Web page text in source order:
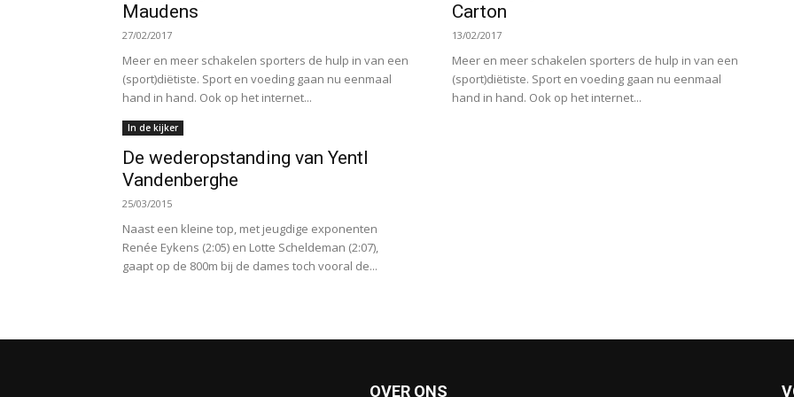
Maudens
27/02/2017
Meer en meer schakelen sporters de hulp in van een
(sport)diëtiste. Sport en voeding gaan nu eenmaal
hand in hand. Ook op het internet...
Carton
13/02/2017
Meer en meer schakelen sporters de hulp in van een
(sport)diëtiste. Sport en voeding gaan nu eenmaal
hand in hand. Ook op het internet...
In de kijker
De wederopstanding van Yentl
Vandenberghe
25/03/2015
Naast een kleine top, met jeugdige exponenten
Renée Eykens (2:05) en Lotte Scheldeman (2:07),
gaapt op de 800m bij de dames toch vooral de...
OVER ONS